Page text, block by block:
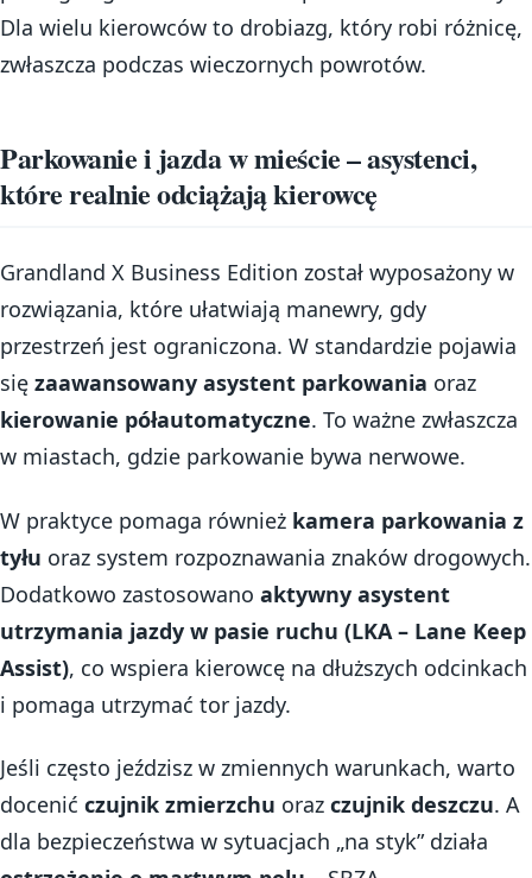
Dla wielu kierowców to drobiazg, który robi różnicę,
zwłaszcza podczas wieczornych powrotów.
Parkowanie i jazda w mieście – asystenci,
które realnie odciążają kierowcę
Grandland X Business Edition został wyposażony w
rozwiązania, które ułatwiają manewry, gdy
przestrzeń jest ograniczona. W standardzie pojawia
się zaawansowany asystent parkowania oraz
kierowanie półautomatyczne. To ważne zwłaszcza
w miastach, gdzie parkowanie bywa nerwowe.
W praktyce pomaga również kamera parkowania z
tyłu oraz system rozpoznawania znaków drogowych.
Dodatkowo zastosowano aktywny asystent
utrzymania jazdy w pasie ruchu (LKA – Lane Keep
Assist), co wspiera kierowcę na dłuższych odcinkach
i pomaga utrzymać tor jazdy.
Jeśli często jeździsz w zmiennych warunkach, warto
docenić czujnik zmierzchu oraz czujnik deszczu. A
dla bezpieczeństwa w sytuacjach „na styk” działa